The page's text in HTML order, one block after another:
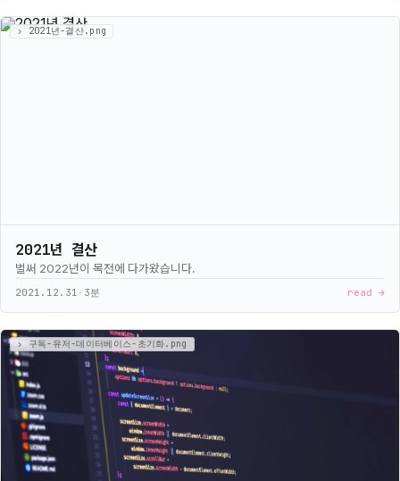
2021년 결산
벌써 2022년이 목전에 다가왔습니다.
2021.12.31 · 3분 read →